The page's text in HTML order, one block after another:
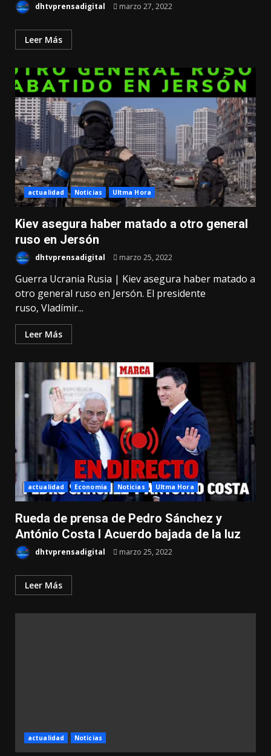
dhtvprensadigital marzo 27, 2022
Leer Más
actualidad Noticias Ultma Hora
Kiev asegura haber matado a otro general
ruso en Jersón
dhtvprensadigital marzo 25, 2022
Guerra Ucrania Rusia | Kiev asegura haber matado a
otro general ruso en Jersón. El presidente
ruso, Vladímir...
Leer Más
actualidad Economia Noticias Ultma Hora
Rueda de prensa de Pedro Sánchez y
António Costa I Acuerdo bajada de la luz
dhtvprensadigital marzo 25, 2022
Leer Más
actualidad Noticias